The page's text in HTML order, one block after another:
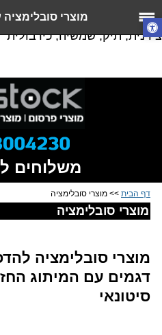
מטלית, פד, קלמר, וילון לרכב,
אישי, צעיף פליז, בקבוק,
צידנית, תיק, שמשיה, כירבולית
מוצרי
משלוחים
דף הבית >> מוצרי סובלימציה
מוצרי סובלימציה
מוצרי סובלימציה
דגמים עם המיתוג
סיטונאי